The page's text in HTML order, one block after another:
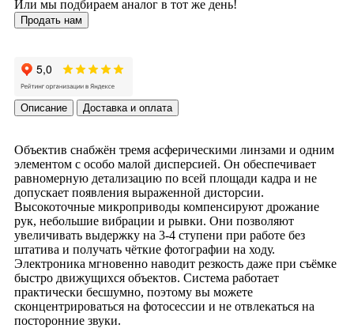
Или мы подбираем аналог в тот же день!
Продать нам
Описание Доставка и оплата
Объектив снабжён тремя асферическими линзами и одним
элементом с особо малой дисперсией. Он обеспечивает
равномерную детализацию по всей площади кадра и не
допускает появления выраженной дисторсии.
Высокоточные микроприводы компенсируют дрожание
рук, небольшие вибрации и рывки. Они позволяют
увеличивать выдержку на 3-4 ступени при работе без
штатива и получать чёткие фотографии на ходу.
Электроника мгновенно наводит резкость даже при съёмке
быстро движущихся объектов. Система работает
практически бесшумно, поэтому вы можете
сконцентрироваться на фотосессии и не отвлекаться на
посторонние звуки.